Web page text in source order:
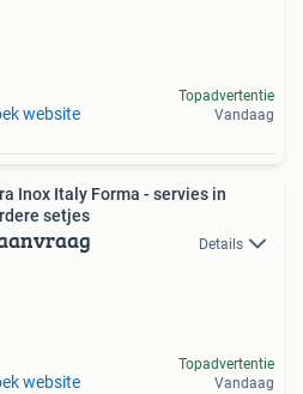
website
Topadvertentie
Vandaag
Inox Italy Forma - servies in
setjes
Details
website
Topadvertentie
Vandaag